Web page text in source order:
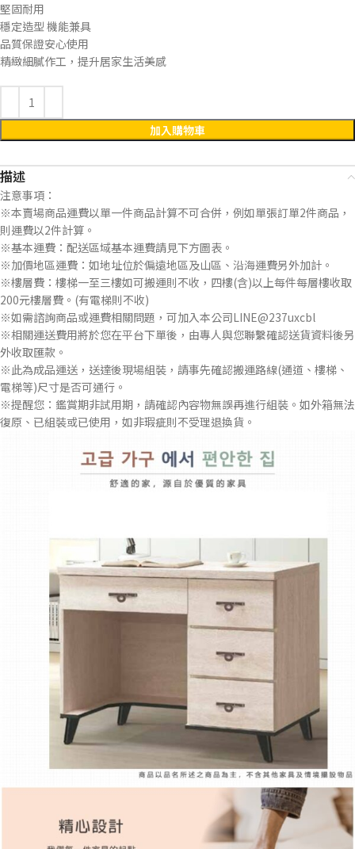
堅固耐用
穩定造型 機能兼具
品質保證安心使用
精緻細膩作工，提升居家生活美感
加入購物車
描述
注意事項：
※本賣場商品運費以單一件商品計算不可合併，例如單張訂單2件商品，
則運費以2件計算。
※基本運費：配送區域基本運費請見下方圖表。
※加價地區運費：如地址位於偏遠地區及山區、沿海運費另外加計。
※樓層費：樓梯一至三樓如可搬運則不收，四樓(含)以上每件每層樓收取
200元樓層費。(有電梯則不收)
※如需諮詢商品或運費相關問題，可加入本公司LINE@237uxcbl
※相關運送費用將於您在平台下單後，由專人與您聯繫確認送貨資料後另
外收取匯款。
※此為成品運送，送達後現場組裝，請事先確認搬運路線(通道、樓梯、
電梯等)尺寸是否可通行。
※提醒您：鑑賞期非試用期，請確認內容物無誤再進行組裝。如外箱無法
復原、已組裝或已使用，如非瑕疵則不受理退換貨。